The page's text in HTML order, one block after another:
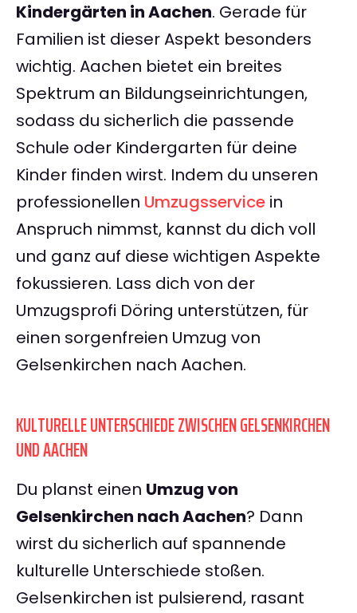
Kindergärten in Aachen. Gerade für
Familien ist dieser Aspekt besonders
wichtig. Aachen bietet ein breites
Spektrum an Bildungseinrichtungen,
sodass du sicherlich die passende
Schule oder Kindergarten für deine
Kinder finden wirst. Indem du unseren
professionellen Umzugsservice in
Anspruch nimmst, kannst du dich voll
und ganz auf diese wichtigen Aspekte
fokussieren. Lass dich von der
Umzugsprofi Döring unterstützen, für
einen sorgenfreien Umzug von
Gelsenkirchen nach Aachen.
KULTURELLE UNTERSCHIEDE ZWISCHEN GELSENKIRCHEN
UND AACHEN
Du planst einen Umzug von
Gelsenkirchen nach Aachen? Dann
wirst du sicherlich auf spannende
kulturelle Unterschiede stoßen.
Gelsenkirchen ist pulsierend, rasant